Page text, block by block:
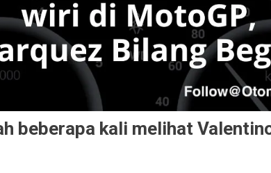
beberapa kali melihat